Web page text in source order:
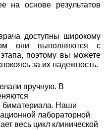
на основе результатов
доступны широкому
они выполняются с
поэтому вы можете
за их надежность.
вручную. В
биматериала. Наши
лабораторной
весь цикл клинической